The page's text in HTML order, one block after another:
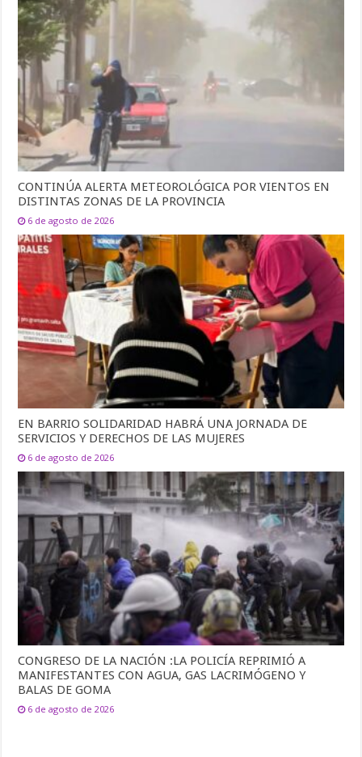
CONTINÚA ALERTA METEOROLÓGICA POR VIENTOS EN
DISTINTAS ZONAS DE LA PROVINCIA
6 de agosto de 2026
EN BARRIO SOLIDARIDAD HABRÁ UNA JORNADA DE
SERVICIOS Y DERECHOS DE LAS MUJERES
6 de agosto de 2026
CONGRESO DE LA NACIÓN :LA POLICÍA REPRIMIÓ A
MANIFESTANTES CON AGUA, GAS LACRIMÓGENO Y
BALAS DE GOMA
6 de agosto de 2026